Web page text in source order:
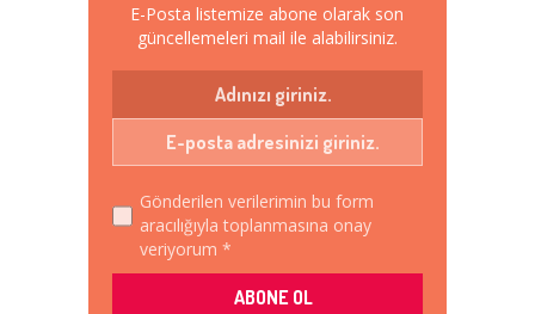
E-Posta listemize abone olarak son
güncellemeleri mail ile alabilirsiniz.
Gönderilen verilerimin bu form
aracılığıyla toplanmasına onay
veriyorum *